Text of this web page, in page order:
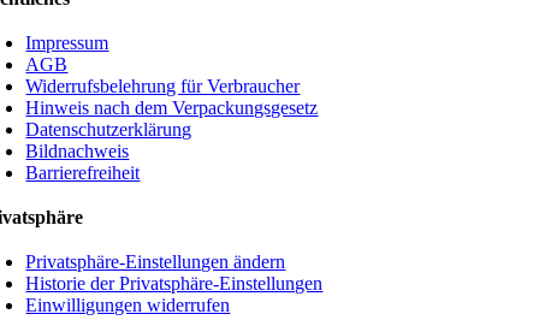
Impressum
AGB
Widerrufsbelehrung für Verbraucher
Hinweis nach dem Verpackungsgesetz
Datenschutzerklärung
Bildnachweis
Barrierefreiheit
Privatsphäre-Einstellungen ändern
Historie der Privatsphäre-Einstellungen
Einwilligungen widerrufen